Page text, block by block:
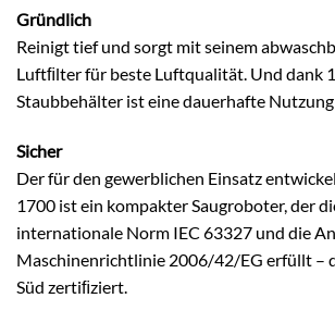
Gründlich
Reinigt tief und sorgt mit seinem
Luftﬁlter für beste Luftqualität. Und dank
Staubbehälter ist eine dauerhafte
Sicher
Der für den gewerblichen Einsatz
1700 ist ein kompakter Saugroboter, der
internationale Norm IEC 63327 und die
Maschinenrichtlinie 2006/42/EG erfüllt –
Süd zertiﬁziert.